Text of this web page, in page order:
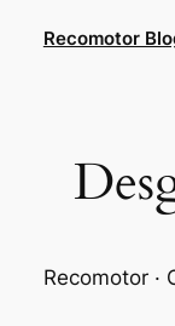
Recomotor
Recomotor ·